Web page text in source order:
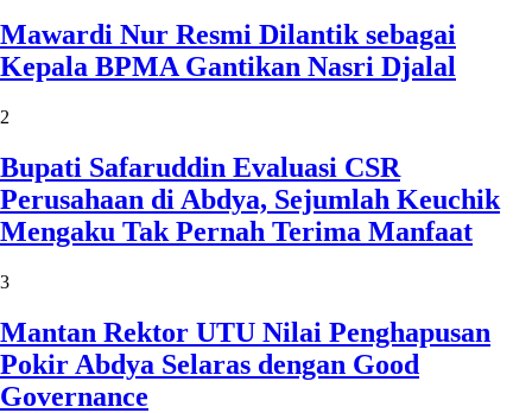
Mawardi Nur Resmi Dilantik sebagai
Kepala BPMA Gantikan Nasri Djalal
2
Bupati Safaruddin Evaluasi CSR
Perusahaan di Abdya, Sejumlah Keuchik
Mengaku Tak Pernah Terima Manfaat
3
Mantan Rektor UTU Nilai Penghapusan
Pokir Abdya Selaras dengan Good
Governance